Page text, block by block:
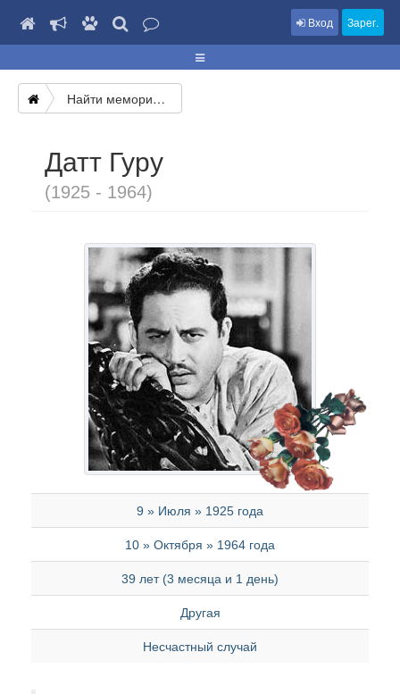
Вход Зарег.
Найти мемориал
Датт Гуру
(1925 - 1964)
9 » Июля » 1925 года
10 » Октября » 1964 года
39 лет (3 месяца и 1 день)
Другая
Несчастный случай